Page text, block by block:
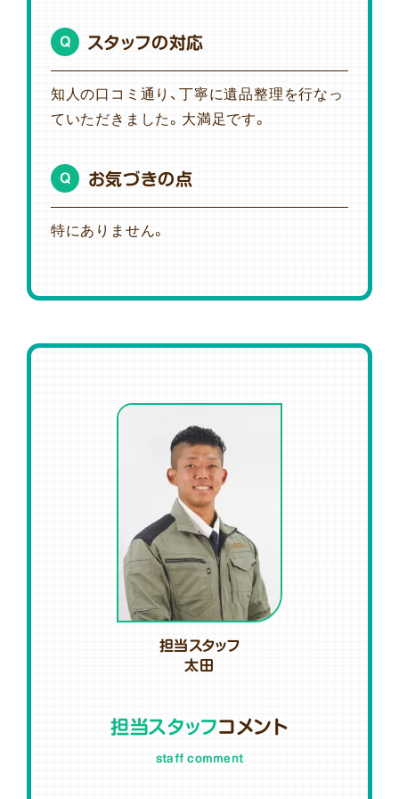
Q スタッフの対応
知人の口コミ通り、丁寧に遺品整理を行なっ
ていただきました。大満足です。
Q お気づきの点
特にありません。
担当スタッフコメント
staff comment
担当スタッフ
太田